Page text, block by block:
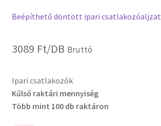
Beépíthető döntött ipari csatlakozóaljzat
3089 Ft/DB Bruttó
Ipari csatlakozók
Kűlső raktári mennyiség
Több mint 100 db raktáron